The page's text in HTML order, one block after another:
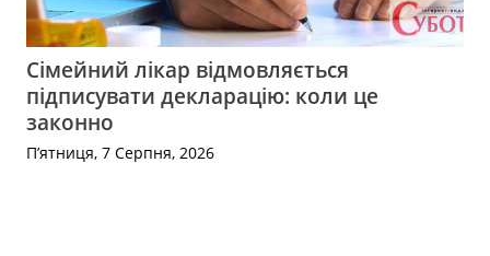
Сімейний лікар відмовляється
підписувати декларацію: коли це
законно
П’ятниця, 7 Серпня, 2026